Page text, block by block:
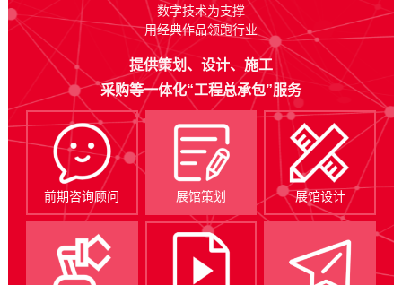
数字技术为支撑
用经典作品领跑行业
提供策划、设计、施工
采购等一体化“工程总承包”服务
前期咨询顾问 展馆策划 展馆设计